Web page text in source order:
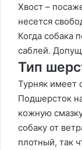
Хвост –
несется
Когда собака
саблей.
Тип
Турняк имеет
Подшерсток
кожную
собаку от
плотный, так